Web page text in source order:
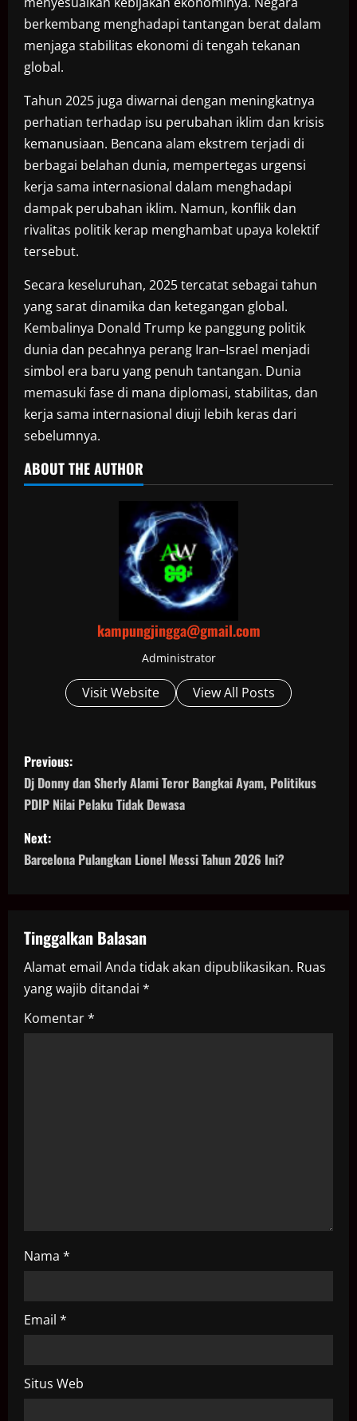
berkembang menghadapi tantangan berat dalam
menjaga stabilitas ekonomi di tengah tekanan
global.
Tahun 2025 juga diwarnai dengan meningkatnya
perhatian terhadap isu perubahan iklim dan krisis
kemanusiaan. Bencana alam ekstrem terjadi di
berbagai belahan dunia, mempertegas urgensi
kerja sama internasional dalam menghadapi
dampak perubahan iklim. Namun, konflik dan
rivalitas politik kerap menghambat upaya kolektif
tersebut.
Secara keseluruhan, 2025 tercatat sebagai tahun
yang sarat dinamika dan ketegangan global.
Kembalinya Donald Trump ke panggung politik
dunia dan pecahnya perang Iran–Israel menjadi
simbol era baru yang penuh tantangan. Dunia
memasuki fase di mana diplomasi, stabilitas, dan
kerja sama internasional diuji lebih keras dari
sebelumnya.
ABOUT THE AUTHOR
kampungjingga@gmail.com
Administrator
Visit Website View All Posts
P
o
s
t
a
v
i
g
Previous:
Dj Donny dan Sherly Alami Teror Bangkai Ayam, Politikus
PDIP Nilai Pelaku Tidak Dewasa
Next:
Barcelona Pulangkan Lionel Messi Tahun 2026 Ini?
Tinggalkan Balasan
Alamat email Anda tidak akan dipublikasikan. Ruas
yang wajib ditandai *
Komentar*
Nama *
Email *
Situs Web